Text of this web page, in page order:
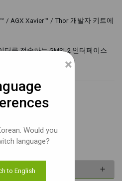
/ AGX Xavier™ / Thor 개발자 키트에
터를 전송하는 GMSL2 인터페이스
플 가격
문서
×
Would you
language?
to English